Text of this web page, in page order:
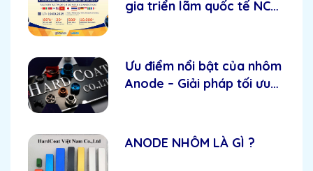
gia triển lãm quốc tế NC
Ưu điểm nổi bật của nhôm
Anode – Giải pháp tối ưu
ANODE NHÔM LÀ GÌ ?